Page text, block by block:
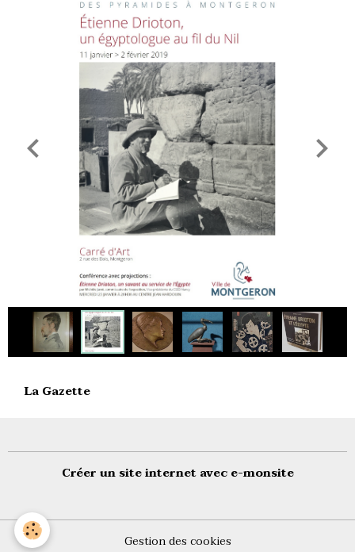
La Gazette
Créer un site internet avec e-monsite
Gestion des cookies